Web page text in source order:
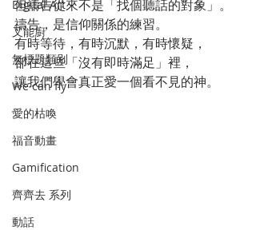
Digital Art
叉能廚
無標題類別
We can fly
愛的枯喚
福音動畫
Gamification
齊齊去 系列
動話
但禱告從來不是「找個聽話的對象」。
禱告，是信仰關係的練習。
有時等待，有時沉默，有時懷疑，
卻在這些「沒有即時滿足」裡，
讓我們學會真正愛一個看不見的神。